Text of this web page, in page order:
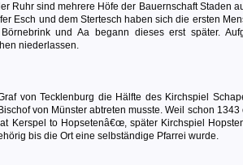
Ruhr sind mehrere Höfe der Bauernschaft Staden
Esch und dem Stertesch haben sich die ersten
und Aa begann dieses erst später.
niederlassen.
von Tecklenburg die Hälfte des Kirchspiel
von Münster abtreten musste. Weil schon
Kerspel to Hopsetenâ€œ, später Kirchspiel
bis die Ort eine selbständige Pfarrei wurde.